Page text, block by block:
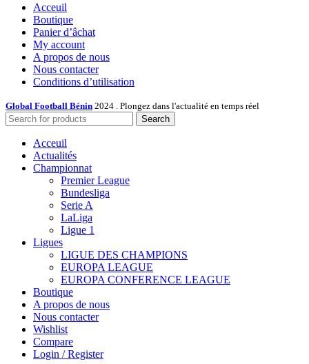
Acceuil
Boutique
Panier d’âchat
My account
A propos de nous
Nous contacter
Conditions d’utilisation
Global Football Bénin 2024 . Plongez dans l'actualité en temps réel
Search
Acceuil
Actualités
Championnat
Premier League
Bundesliga
Serie A
LaLiga
Ligue 1
Ligues
LIGUE DES CHAMPIONS
EUROPA LEAGUE
EUROPA CONFERENCE LEAGUE
Boutique
A propos de nous
Nous contacter
Wishlist
Compare
Login / Register